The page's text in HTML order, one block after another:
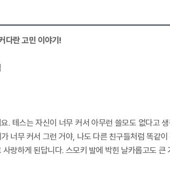
다란 고민 이야기!
. 테스는 자신이 너무 커서 아무런 쓸모도 없다고
너무 커서 그런 거야, 나도 다른 친구들처럼 똑같
랑하게 된답니다. 스모키 발에 박힌 날카롭고도